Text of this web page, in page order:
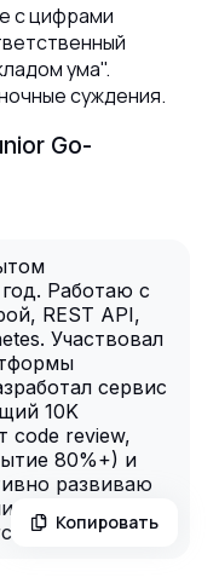
с цифрами
ума".
суждения.
Go-
Работаю с
REST API,
Участвовал
сервис
10K
code review,
80%+) и
развиваю
на
проекты.
Копировать